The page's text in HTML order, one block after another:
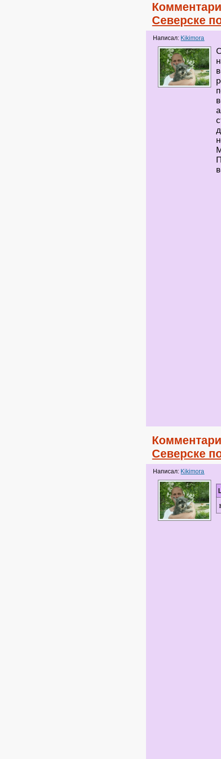
Северске
Написал: Kikimora
Северске
Написал: Kikimora